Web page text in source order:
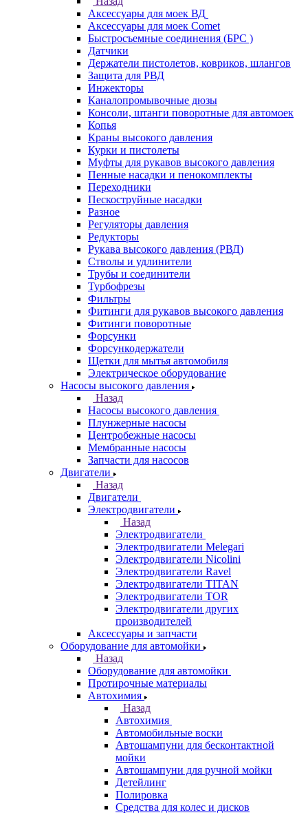
Аксессуары для моек ВД
Аксессуары для моек Comet
Быстросъемные соединения (БРС )
Датчики
Держатели пистолетов, ковриков, шлангов
Защита для РВД
Инжекторы
Каналопромывочные дюзы
Консоли, штанги поворотные для автомоек
Копья
Краны высокого давления
Курки и пистолеты
Муфты для рукавов высокого давления
Пенные насадки и пенокомплекты
Переходники
Пескоструйные насадки
Разное
Регуляторы давления
Редукторы
Рукава высокого давления (РВД)
Стволы и удлинители
Трубы и соединители
Турбофрезы
Фильтры
Фитинги для рукавов высокого давления
Фитинги поворотные
Форсунки
Форсункодержатели
Щетки для мытья автомобиля
Электрическое оборудование
Насосы высокого давления
Назад
Насосы высокого давления
Плунжерные насосы
Центробежные насосы
Мембранные насосы
Запчасти для насосов
Двигатели
Назад
Двигатели
Электродвигатели
Назад
Электродвигатели
Электродвигатели Melegari
Электродвигатели Nicolini
Электродвигатели Ravel
Электродвигатели TITAN
Электродвигатели TOR
Электродвигатели других
производителей
Аксессуары и запчасти
Оборудование для автомойки
Назад
Оборудование для автомойки
Протирочные материалы
Автохимия
Назад
Автохимия
Автомобильные воски
Автошампуни для бесконтактной
мойки
Автошампуни для ручной мойки
Детейлинг
Полировка
Средства для колес и дисков